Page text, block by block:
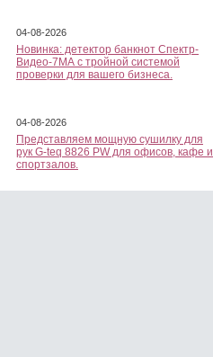
04-08-2026
Новинка: детектор банкнот Спектр-
Видео-7МА с тройной системой
проверки для вашего бизнеса.
04-08-2026
Представляем мощную сушилку для
рук G-teq 8826 PW для офисов, кафе и
спортзалов.